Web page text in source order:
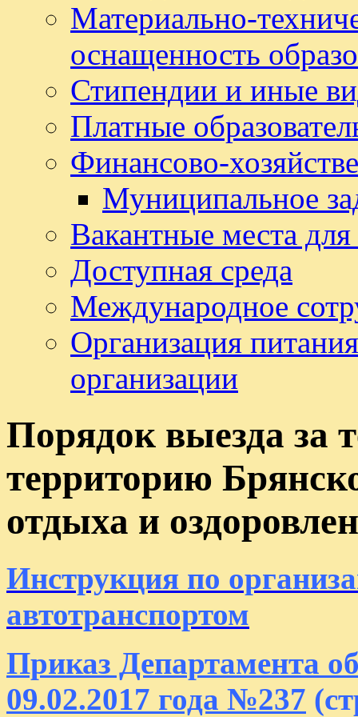
Материально-
оснащенность
Стипендии и иные
Платные
Финансово-
Муниципальное
Вакантные места
Доступная среда
Международное
Организация
организации
Порядок выезда за
территорию
отдыха и
Инструкция по
автотранспортом
Приказ Департамента
09.02.2017 года №237